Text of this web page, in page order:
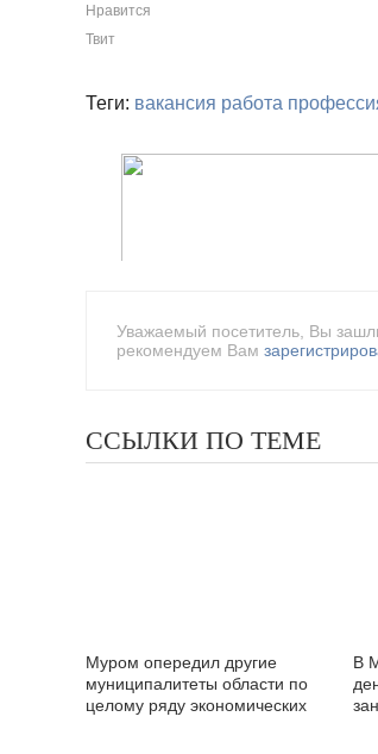
Нравится
Твит
Теги: вакансия работа
Уважаемый посетитель, Вы
рекомендуем Вам
ССЫЛКИ ПО ТЕМЕ
Муром опередил другие
муниципалитеты области по
целому ряду экономических
В